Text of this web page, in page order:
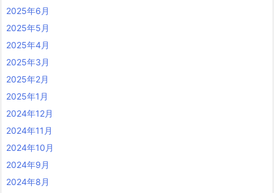
2025年6月
2025年5月
2025年4月
2025年3月
2025年2月
2025年1月
2024年12月
2024年11月
2024年10月
2024年9月
2024年8月